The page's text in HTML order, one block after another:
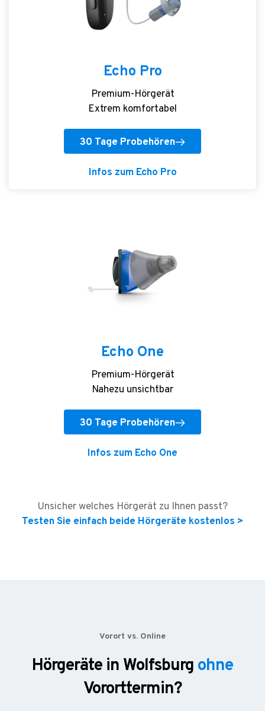
Echo One
Premium-Hörgerät
Nahezu unsichtbar
30 Tage Probehören
Infos zum Echo One
Echo Pro
Premium-Hörgerät
Extrem komfortabel
30 Tage Probehören
Infos zum Echo Pro
Unsicher welches Hörgerät zu Ihnen passt?
Testen Sie einfach beide Hörgeräte kostenlos >
Vorort vs. Online
Hörgeräte in Wolfsburg ohne
Vororttermin?